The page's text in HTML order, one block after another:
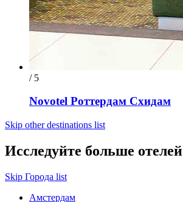
/ 5
Novotel Роттердам Схидам
Skip other destinations list
Исследуйте больше отелей
Skip Города list
Амстердам